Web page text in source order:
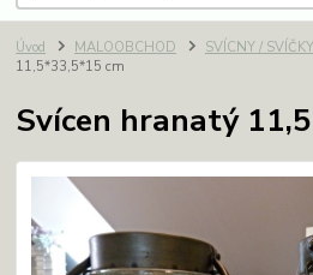
Úvod MALOOBCHOD SVÍCNY /
11,5*33,5*15 cm
Svícen hranatý